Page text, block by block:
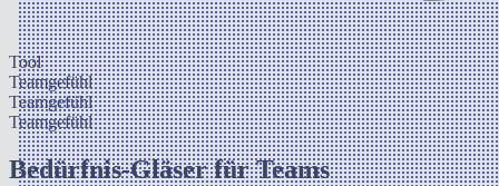
Tool
Teamgefühl
Teamgefühl
Teamgefühl
Bedürfnis-Gläser für Teams